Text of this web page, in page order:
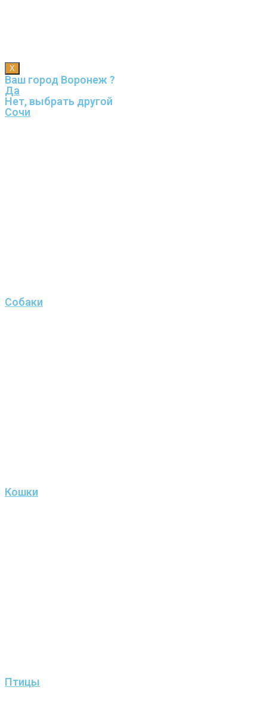
X
Ваш город Воронеж ?
Да
Нет, выбрать другой
Сочи
Собаки
Кошки
Птицы